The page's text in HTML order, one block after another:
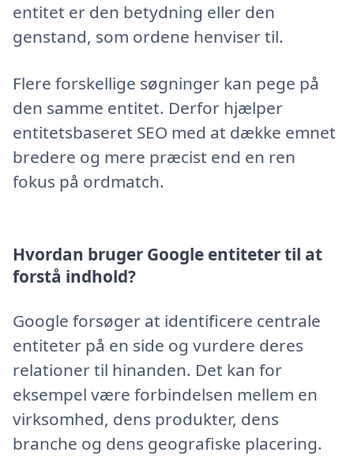
entitet er den betydning eller den
genstand, som ordene henviser til.
Flere forskellige søgninger kan pege på
den samme entitet. Derfor hjælper
entitetsbaseret SEO med at dække emnet
bredere og mere præcist end en ren
fokus på ordmatch.
Hvordan bruger Google entiteter til at
forstå indhold?
Google forsøger at identificere centrale
entiteter på en side og vurdere deres
relationer til hinanden. Det kan for
eksempel være forbindelsen mellem en
virksomhed, dens produkter, dens
branche og dens geografiske placering.